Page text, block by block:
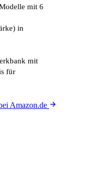
mit 6
in
mit
für
Amazon.de